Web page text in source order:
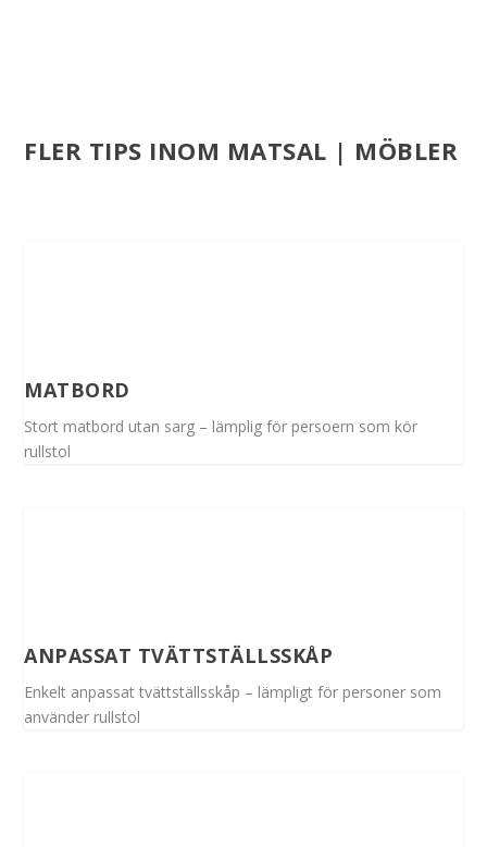
FLER TIPS INOM MATSAL | MÖBLER
MATBORD
Stort matbord utan sarg – lämplig för persoern som kör
rullstol
ANPASSAT TVÄTTSTÄLLSSKÅP
Enkelt anpassat tvättställsskåp – lämpligt för personer som
använder rullstol